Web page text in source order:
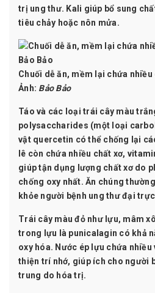
trị ung thư. Kali giúp bổ sung
tiêu chảy hoặc nôn mửa.
Chuối dễ ăn, mềm lại chứa
Ảnh: Bảo Bảo
Táo và các loại trái cây màu
polysaccharides (một loại
vật quercetin có thể chống lại
lê còn chứa nhiều chất xơ,
giúp tận dụng lượng chất xơ do
chống oxy nhất. Ăn chúng
khỏe người bệnh ung thư đại
Trái cây màu đỏ như lựu, mâm
trong lựu là punicalagin có khả
oxy hóa. Nước ép lựu chứa
thiện trí nhớ, giúp ích cho người
trung do hóa trị.